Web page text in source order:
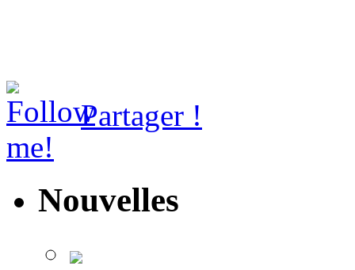
Partager !
Nouvelles